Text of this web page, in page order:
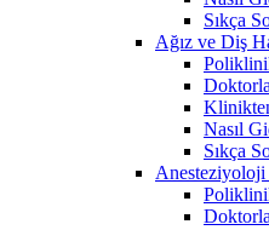
Sıkça
Ağız ve Diş
Nasıl
Sıkça
Anesteziyoloji